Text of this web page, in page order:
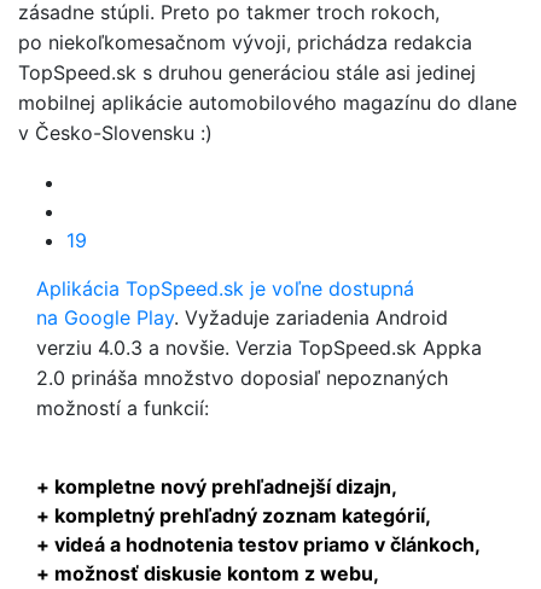
zásadne stúpli. Preto po takmer troch rokoch,
po niekoľkomesačnom vývoji, prichádza redakcia
TopSpeed.sk s druhou generáciou stále asi jedinej
mobilnej aplikácie automobilového magazínu do dlane
v Česko-Slovensku :)
19
Aplikácia TopSpeed.sk je voľne dostupná
na Google Play. Vyžaduje zariadenia Android
verziu 4.0.3 a novšie. Verzia TopSpeed.sk Appka
2.0 prináša množstvo doposiaľ nepoznaných
možností a funkcií:
+ kompletne nový prehľadnejší dizajn,
+ kompletný prehľadný zoznam kategórií,
+ videá a hodnotenia testov priamo v článkoch,
+ možnosť diskusie kontom z webu,